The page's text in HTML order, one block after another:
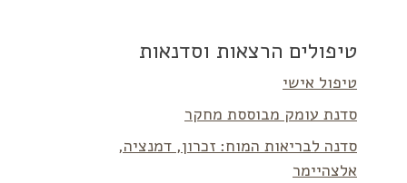
טיפולים הרצאות וסדנאות
טיפול אישי
סדנת עומק מבוססת מחקר
סדנה לבריאות המוח: זכרון, דמנציה,
אלצהיימר